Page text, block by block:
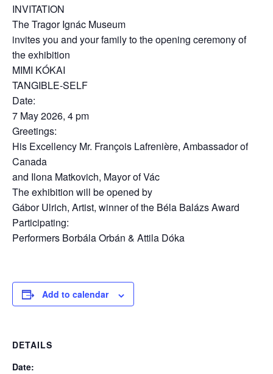
INVITATION
The Tragor Ignác Museum
invites you and your family to the opening ceremony of
the exhibition
MIMI KÓKAI
TANGIBLE-SELF
Date:
7 May 2026, 4 pm
Greetings:
His Excellency Mr. François Lafrenière, Ambassador of
Canada
and Ilona Matkovich, Mayor of Vác
The exhibition will be opened by
Gábor Ulrich, Artist, winner of the Béla Balázs Award
Participating:
Performers Borbála Orbán & Attila Dóka
Add to calendar
DETAILS
Date: